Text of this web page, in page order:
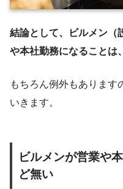
結論として、ビルメン（
や本社勤務になることは
もちろん例外もあります
いきます。
ビルメンが営業や
ど無い